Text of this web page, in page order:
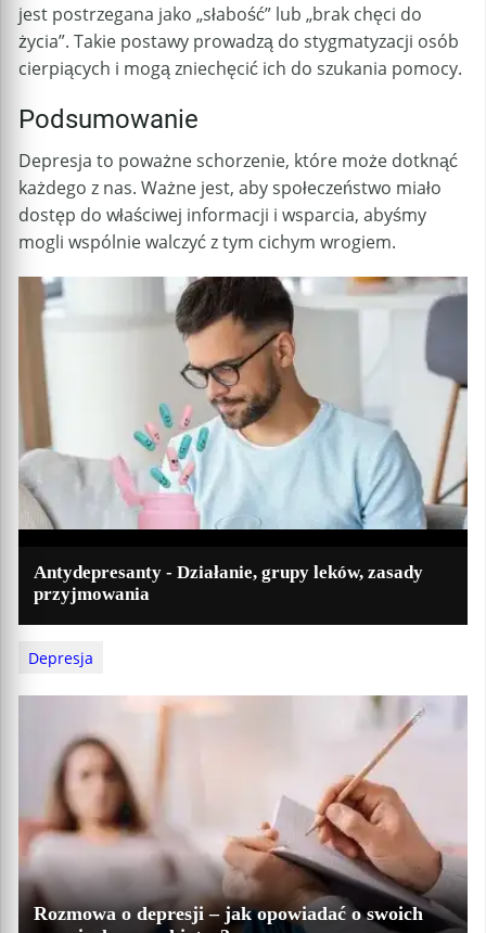
jest postrzegana jako „słabość” lub „brak chęci do
życia”. Takie postawy prowadzą do stygmatyzacji osób
cierpiących i mogą zniechęcić ich do szukania pomocy.
Podsumowanie
Depresja to poważne schorzenie, które może dotknąć
każdego z nas. Ważne jest, aby społeczeństwo miało
dostęp do właściwej informacji i wsparcia, abyśmy
mogli wspólnie walczyć z tym cichym wrogiem.
Antydepresanty - Działanie, grupy leków, zasady
przyjmowania
Depresja
Rozmowa o depresji – jak opowiadać o swoich